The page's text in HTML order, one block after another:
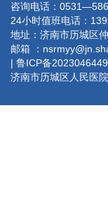
咨询电话：
24小时值班电话：
地址：济南市历城区
邮箱 ：
| 鲁ICP备
济南市历城区人民医